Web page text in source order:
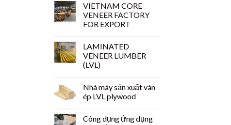
VIETNAM CORE
VENEER FACTORY
FOR EXPORT
LAMINATED
VENEER LUMBER
(LVL)
Nhà máy sản xuất ván
ép LVL plywood
Công dụng ứng dụng